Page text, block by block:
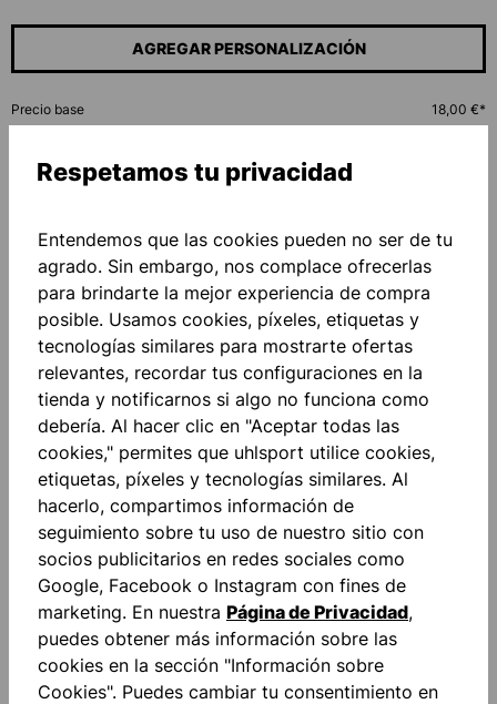
AGREGAR PERSONALIZACIÓN
Precio base 18,00 €*
Cantidad
A LA CESTA
Añadir a la lista de deseos
Descripción
smartbreathe® LITE: atmungsaktives
Funktionsmaterial hergestellt aus recyceltem
Polyester "FOR THE PLANET" neuartiger Schni…
Valoraciones
Respetamos tu privacidad
Entendemos que las cookies pueden no ser de tu
agrado. Sin embargo, nos complace ofrecerlas
para brindarte la mejor experiencia de compra
posible. Usamos cookies, píxeles, etiquetas y
tecnologías similares para mostrarte ofertas
relevantes, recordar tus configuraciones en la
tienda y notificarnos si algo no funciona como
debería. Al hacer clic en "Aceptar todas las
cookies," permites que uhlsport utilice cookies,
etiquetas, píxeles y tecnologías similares. Al
hacerlo, compartimos información de
seguimiento sobre tu uso de nuestro sitio con
socios publicitarios en redes sociales como
Google, Facebook o Instagram con fines de
marketing. En nuestra Página de Privacidad,
puedes obtener más información sobre las
cookies en la sección "Información sobre
Cookies". Puedes cambiar tu consentimiento en